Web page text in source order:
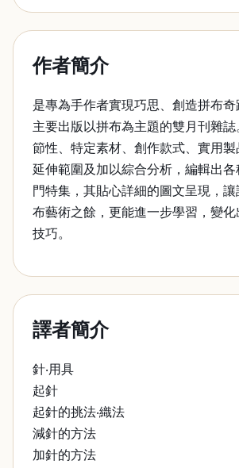
作者簡介
是專為手作者實現巧思、創造拼布奇
主要出版以拼布為主題的雙月刊雜
節性、特定素材、創作款式、實用
延伸範圍及加以綜合分析，編輯出
門特集，其貼心詳細的圖文呈現，
布藝術之餘，更能進一步學習，變
技巧。
譯者簡介
針‧用具
起針
起針的挑法‧織法
減針的方法
加針的方法